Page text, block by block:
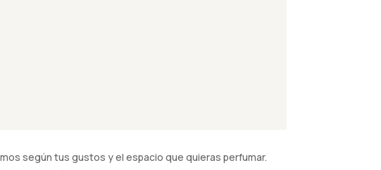
según tus gustos y el espacio que quieras perfumar.